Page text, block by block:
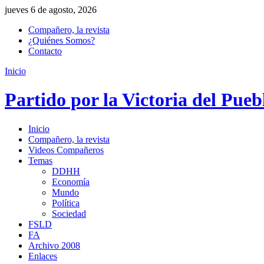
jueves 6 de agosto, 2026
Compañero, la revista
¿Quiénes Somos?
Contacto
Inicio
Partido por la Victoria del
Inicio
Compañero, la revista
Videos Compañeros
Temas
DDHH
Economía
Mundo
Política
Sociedad
FSLD
FA
Archivo 2008
Enlaces